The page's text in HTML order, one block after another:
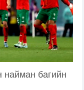
найман багийн